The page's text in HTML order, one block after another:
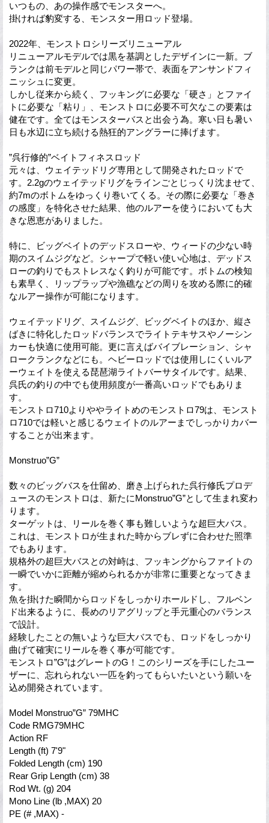
いつもの、あの操作感でモンスターへ。
掛ければ豹変する、モンスター用ロッド登場。
2022年、モンストロシリーズリニューアル
リニューアルモデルでは黒を基調としたデザインに一新。ブ
ランクは前モデルと同じパワー帯で、表面をアンサンドフィ
ニッシュに変更。
しかし従来から続く、フッキングに必要な「硬さ」とファイ
トに必要な「粘り」、モンストロに必要不可欠なこの要素は
健在です。全てはモンスターバスと出会う為。寒い日も暑い
日も水辺に立ち続ける熱狂的アングラーに捧げます。
”呉行修的”ベイトフィネスロッド
元々は、ウェイテッドリグ専用として開発されたロッドで
す。2.2gのウェイテッドリグをラインごとじっくり沈ませて、
約7mのボトムをゆっくり巻いてくる。その際に必要な「巻き
の感度」を特化させた結果、他のルアーを使うにおいても大
きな恩恵がありました。
特に、ビッグベイトのデッドスローや、ウィードの少ない時
期のスイムジグなど。シャープで軽い使い心地は、デッドス
ローの釣りでもストレスなく釣りが可能です。ボトムの検知
も素早く、リップラップや漁礁などの周りを攻める際に的確
なルアー操作が可能になります。
ウェイテッドリグ、スイムジグ、ビッグベイトのほか、縦さ
ばきに特化したロッドバランスでライトテキサスやノーシン
カーも快適に使用可能。更に言えばバイブレーション、シャ
ロークランクなどにも。ヘビーロッドでは使用しにくいルア
ーウェイトを使える琵琶湖ライトバーサタイルです。結果、
呉氏の釣りの中でも使用頻度が一番高いロッドでもありま
す。
モンストロ710よりややライトめのモンストロ79は、モンスト
ロ710では軽いと感じるウェイトのルアーまでしっかりカバー
することが出来ます。
Monstruo”G”
数々のビッグバスを仕留め、磨き上げられた呉行修氏プロデ
ュースのモンストロは、新たにMonstruo”G”として生まれ変わ
ります。
ターゲットは、リールを巻く事も難しいような超巨大バス。
これは、モンストロが生まれた時からブレずに合わせた照準
でもあります。
規格外の超巨大バスとの対峙は、フッキングからファイトの
一瞬でいかに距離が縮められるかが非常に重要となってきま
す。
魚を掛けた瞬間からロッドをしっかりホールドし、フルベン
ド出来るように、長めのリアグリップと手元重心のバランス
で設計。
経験したことの無いような巨大バスでも、ロッドをしっかり
曲げて確実にリールを巻く事が可能です。
モンストロ”G”はグレートのG！このシリーズを手にしたユー
ザーに、忘れられない一匹を釣ってもらいたいという願いを
込め開発されています。
Model Monstruo”G” 79MHC
Code RMG79MHC
Action RF
Length (ft) 7'9"
Folded Length (cm) 190
Rear Grip Length (cm) 38
Rod Wt. (g) 204
Mono Line (lb ,MAX) 20
PE (# ,MAX) -